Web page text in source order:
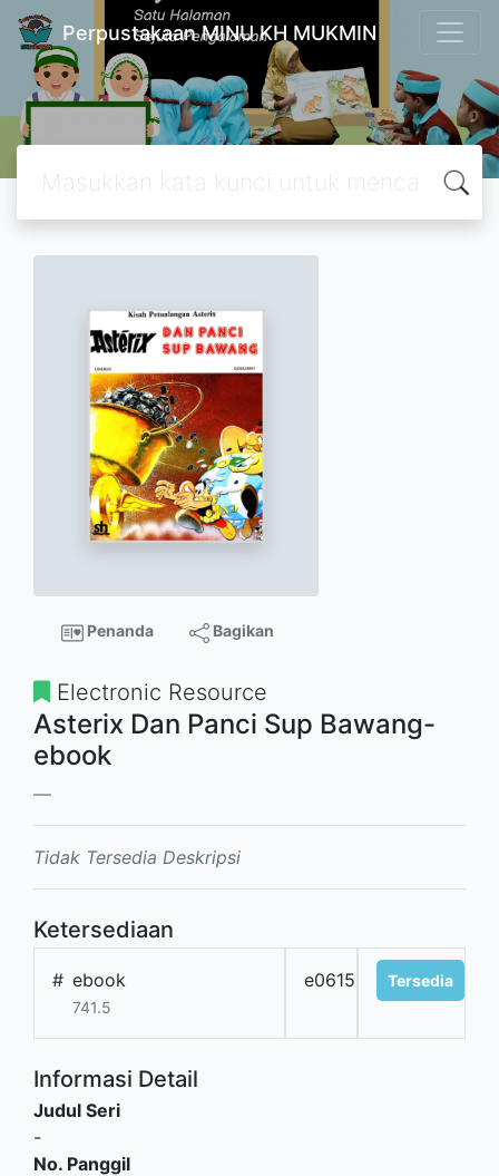
Perpustakaan MINU KH MUKMIN
Penanda Bagikan
Electronic Resource
Asterix Dan Panci Sup Bawang-
ebook
Tidak Tersedia Deskripsi
Ketersediaan
# ebook
741.5
e0615 Tersedia
Informasi Detail
Judul Seri
-
No. Panggil